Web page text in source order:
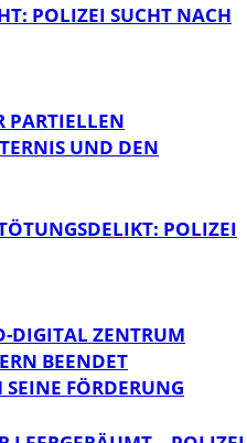
POLIZEI SUCHT NACH
PARTIELLEN
UND DEN
TÖTUNGSDELIKT: POLIZEI
DIGITAL ZENTRUM
BEENDET
SEINE FÖRDERUNG